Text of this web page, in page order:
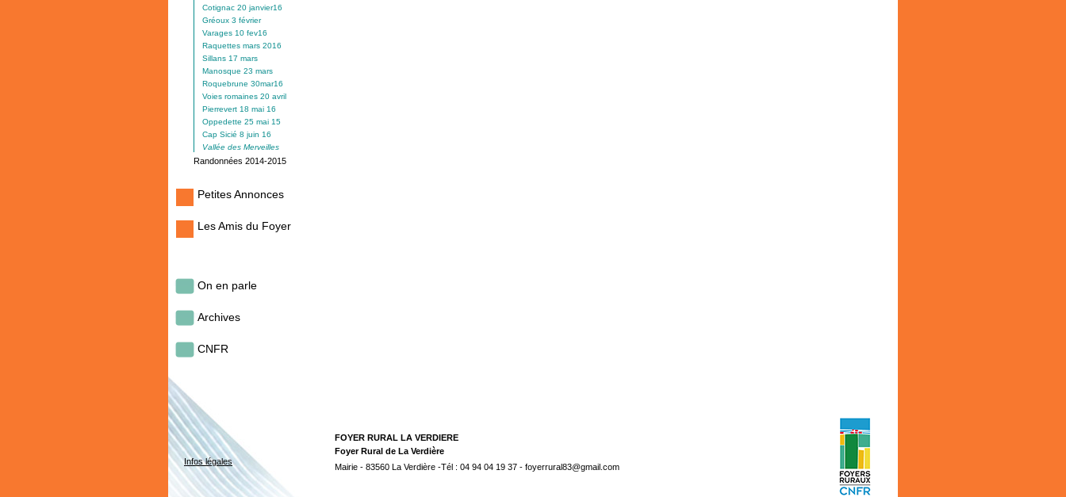
Cotignac 20 janvier16
Gréoux 3 février
Varages 10 fev16
Raquettes mars 2016
Sillans 17 mars
Manosque 23 mars
Roquebrune 30mar16
Voies romaines 20 avril
Pierrevert 18 mai 16
Oppedette 25 mai 15
Cap Sicié 8 juin 16
Vallée des Merveilles
Randonnées 2014-2015
Petites Annonces
Les Amis du Foyer
On en parle
Archives
CNFR
Infos légales
FOYER RURAL LA VERDIERE
Foyer Rural de La Verdière
Mairie - 83560 La Verdière -Tél : 04 94 04 19 37 - foyerrural83@gmail.com